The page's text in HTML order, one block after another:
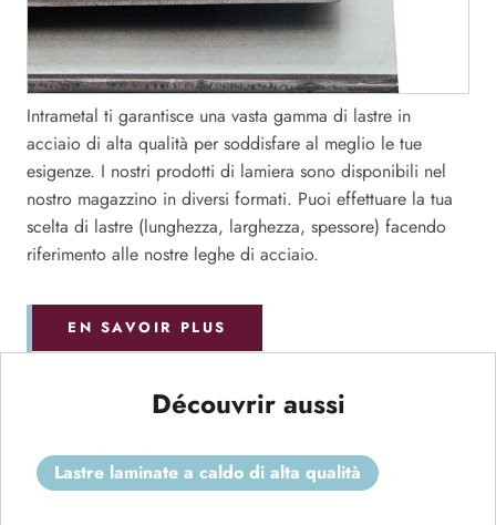
Intrametal ti garantisce una vasta gamma di lastre in
acciaio di alta qualità per soddisfare al meglio le tue
esigenze. I nostri prodotti di lamiera sono disponibili nel
nostro magazzino in diversi formati. Puoi effettuare la tua
scelta di lastre (lunghezza, larghezza, spessore) facendo
riferimento alle nostre leghe di acciaio.
EN SAVOIR PLUS
Découvrir aussi
lastre laminate a caldo di alta qualità